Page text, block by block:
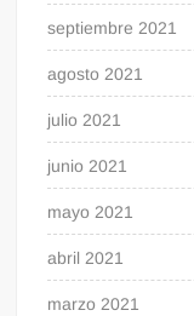
septiembre 2021
agosto 2021
julio 2021
junio 2021
mayo 2021
abril 2021
marzo 2021